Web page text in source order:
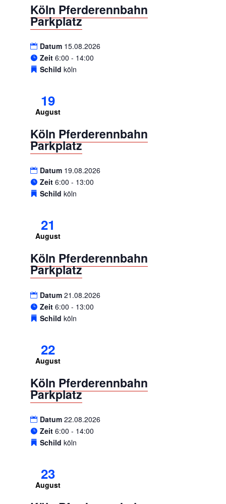
Köln Pferderennbahn
Parkplatz
Datum 15.08.2026
Zeit 6:00 - 14:00
Schild köln
19
August
Köln Pferderennbahn
Parkplatz
Datum 19.08.2026
Zeit 6:00 - 13:00
Schild köln
21
August
Köln Pferderennbahn
Parkplatz
Datum 21.08.2026
Zeit 6:00 - 13:00
Schild köln
22
August
Köln Pferderennbahn
Parkplatz
Datum 22.08.2026
Zeit 6:00 - 14:00
Schild köln
23
August